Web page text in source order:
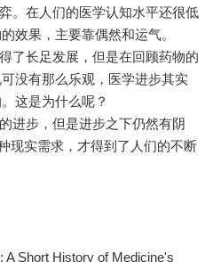
。在人们的医学认知水平还很低
效果，主要靠偶然和运气。
了长足发展，但是在回顾药物的
没有那么乐观，医学进步其实
这是为什么呢？
进步，但是进步之下仍然有阴
现实需求，才得到了人们的不断
A Short History of Medicine's